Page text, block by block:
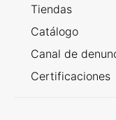
Tiendas
Catálogo
Canal de
Certificaciones